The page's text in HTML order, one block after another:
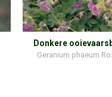
Donkere
Geranium phaeum